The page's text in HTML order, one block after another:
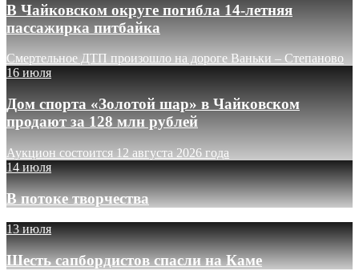
В Чайковском округе погибла 14-летняя
пассажирка питбайка
Смертельное ДТП произошло на дороге Ваньки – Степаново
16 июля
Дом спорта «Золотой шар» в Чайковском
продают за 128 млн рублей
Аукцион состоится 12 августа 2026 года
14 июля
В потоке творчества
13 июля
Шесть сапбордистов спасли на Каме